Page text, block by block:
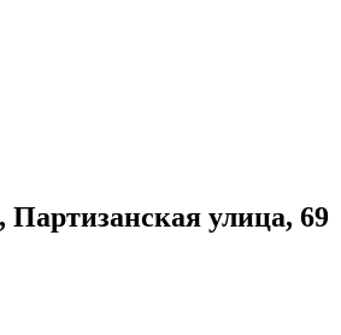
Партизанская улица, 69